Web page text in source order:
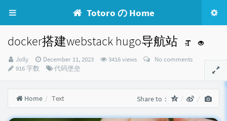
Totoro の Home
docker搭建webstack hugo导航站
Author：
Jolly
发
布
December 11, 2023 3416 views
No comments
916 字数
Categories：
代码堡垒
Home Text Share to：